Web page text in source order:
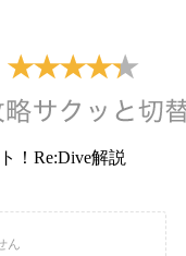
！Re:Dive解説